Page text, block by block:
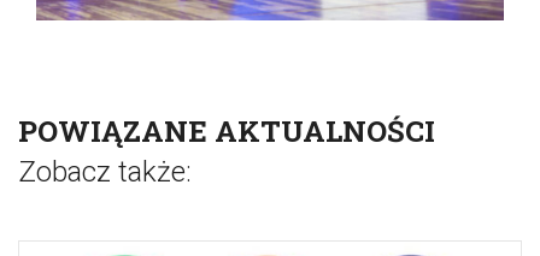
POWIĄZANE AKTUALNOŚCI
Zobacz także: